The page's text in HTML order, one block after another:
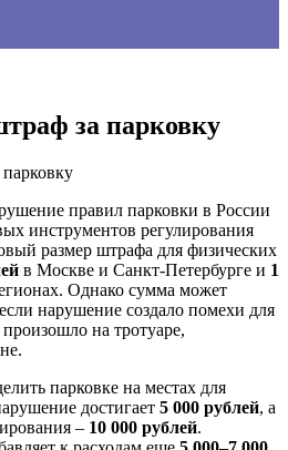
за парковку
правил парковки в России
инструментов регулирования
размер штрафа для физических
в Москве и Санкт-Петербурге и 1
Однако сумма может
нарушение создало помехи для
на тротуаре,
парковке на местах для
достигает 5 000 рублей, а
– 10 000 рублей.